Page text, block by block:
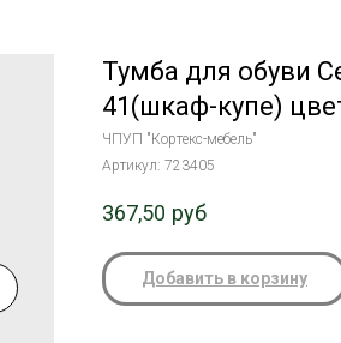
Тумба для обуви
41(шкаф-купе)
ЧПУП "Кортекс-мебель"
Артикул: 723405
367,50 руб
Добавить в корзину